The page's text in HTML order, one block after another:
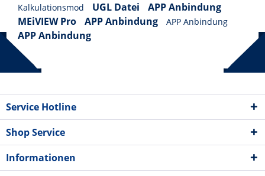
Kalkulationsmod
UGL Datei
APP Anbindung
MEiVIEW Pro
APP Anbindung APP Anbindung
APP Anbindung
Service Hotline
Shop Service
Informationen